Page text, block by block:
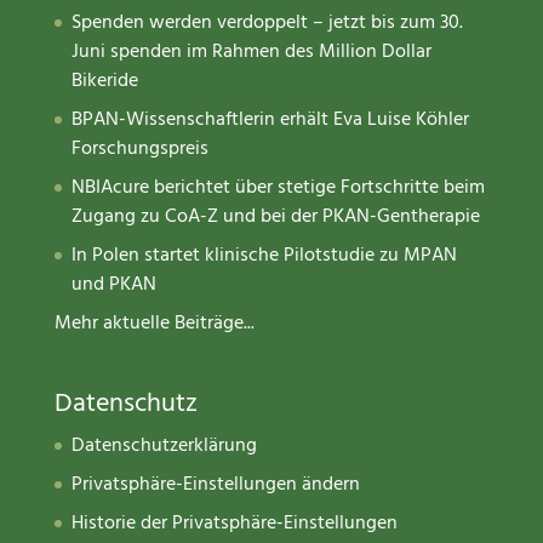
Spenden werden verdoppelt – jetzt bis zum 30.
Juni spenden im Rahmen des Million Dollar
Bikeride
BPAN-Wissenschaftlerin erhält Eva Luise Köhler
Forschungspreis
NBIAcure berichtet über stetige Fortschritte beim
Zugang zu CoA-Z und bei der PKAN-Gentherapie
In Polen startet klinische Pilotstudie zu MPAN
und PKAN
Mehr aktuelle Beiträge...
Datenschutz
Datenschutzerklärung
Privatsphäre-Einstellungen ändern
Historie der Privatsphäre-Einstellungen